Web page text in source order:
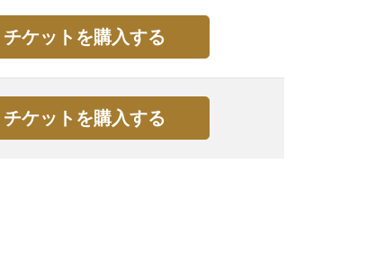
チケットを購入する
チケットを購入する